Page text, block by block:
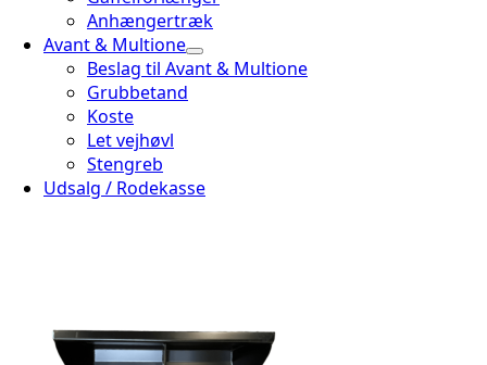
Anhængertræk
Avant & Multione
Beslag til Avant & Multione
Grubbetand
Koste
Let vejhøvl
Stengreb
Udsalg / Rodekasse